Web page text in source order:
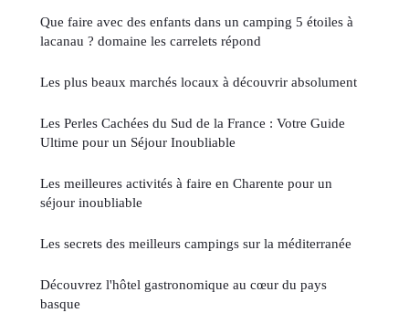
Que faire avec des enfants dans un camping 5 étoiles à
lacanau ? domaine les carrelets répond
Les plus beaux marchés locaux à découvrir absolument
Les Perles Cachées du Sud de la France : Votre Guide
Ultime pour un Séjour Inoubliable
Les meilleures activités à faire en Charente pour un
séjour inoubliable
Les secrets des meilleurs campings sur la méditerranée
Découvrez l'hôtel gastronomique au cœur du pays
basque